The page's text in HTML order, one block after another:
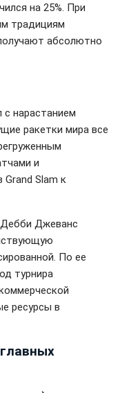
на 25%. При
традициям
абсолютно
с нарастанием
ракетки мира все
и
Slam к
Дебби Джеванс
По ее
турнира
ресурсы в